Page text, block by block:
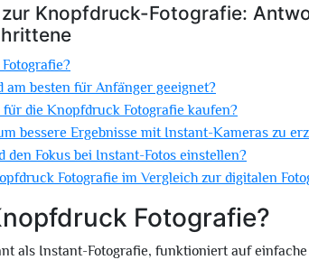
Knopfdruck-Fotografie:
am besten für Anfänger geeignet?
die Knopfdruck Fotografie kaufen?
bessere Ergebnisse mit Instant-Kameras zu
Fokus bei Instant-Fotos einstellen?
Fotografie im Vergleich zur digitalen
Fotografie?
als Instant-Fotografie, funktioniert auf